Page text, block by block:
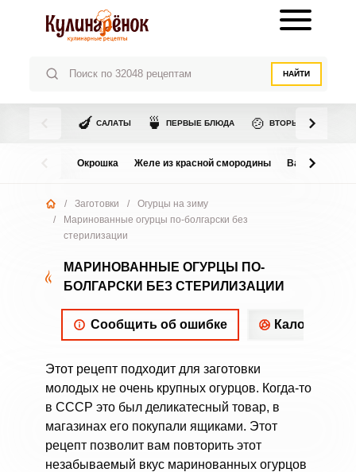
НАЙТИ
🍆 САЛАТЫ 🍵 ПЕРВЫЕ БЛЮДА 🍲 ВТОРЫЕ БЛЮДА
Окрошка Желе из красной смородины Варенье из
/ Заготовки /
Огурцы на зиму
/
Маринованные огурцы по-болгарски без
стерилизации
МАРИНОВАННЫЕ ОГУРЦЫ ПО-
БОЛГАРСКИ БЕЗ СТЕРИЛИЗАЦИИ
Сообщить об ошибке
Этот рецепт подходит для заготовки
молодых не очень крупных огурцов. Когда-то
в СССР это был деликатесный товар, в
магазинах его покупали ящиками. Этот
рецепт позволит вам повторить этот
незабываемый вкус маринованных огурцов